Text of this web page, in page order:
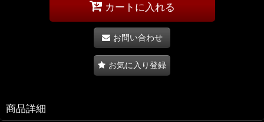
カートに入れる
お問い合わせ
お気に入り登録
商品詳細